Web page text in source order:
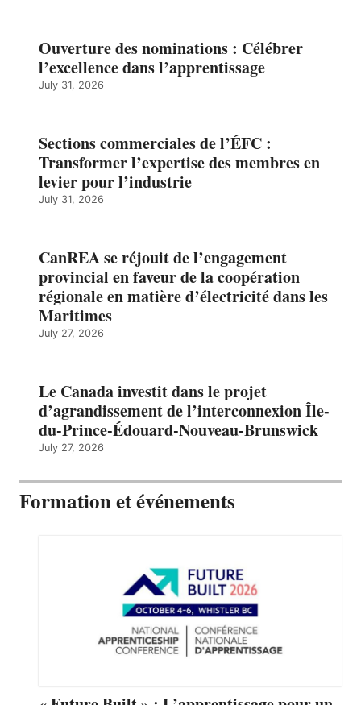
Ouverture des nominations : Célébrer
l’excellence dans l’apprentissage
July 31, 2026
Sections commerciales de l’ÉFC :
Transformer l’expertise des membres en
levier pour l’industrie
July 31, 2026
CanREA se réjouit de l’engagement
provincial en faveur de la coopération
régionale en matière d’électricité dans les
Maritimes
July 27, 2026
Le Canada investit dans le projet
d’agrandissement de l’interconnexion Île-
du-Prince-Édouard-Nouveau-Brunswick
July 27, 2026
Formation et événements